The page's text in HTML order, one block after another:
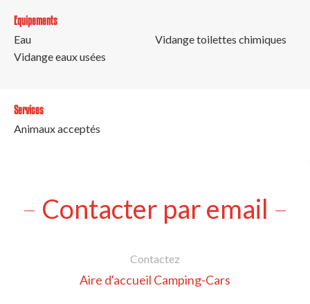
Equipements
Eau
Vidange eaux usées
Vidange toilettes chimiques
Services
Animaux acceptés
Contacter par email
Contactez
Aire d'accueil Camping-Cars